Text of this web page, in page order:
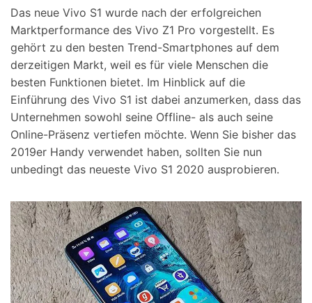
Das neue Vivo S1 wurde nach der erfolgreichen
Marktperformance des Vivo Z1 Pro vorgestellt. Es
gehört zu den besten Trend-Smartphones auf dem
derzeitigen Markt, weil es für viele Menschen die
besten Funktionen bietet. Im Hinblick auf die
Einführung des Vivo S1 ist dabei anzumerken, dass das
Unternehmen sowohl seine Offline- als auch seine
Online-Präsenz vertiefen möchte. Wenn Sie bisher das
2019er Handy verwendet haben, sollten Sie nun
unbedingt das neueste Vivo S1 2020 ausprobieren.